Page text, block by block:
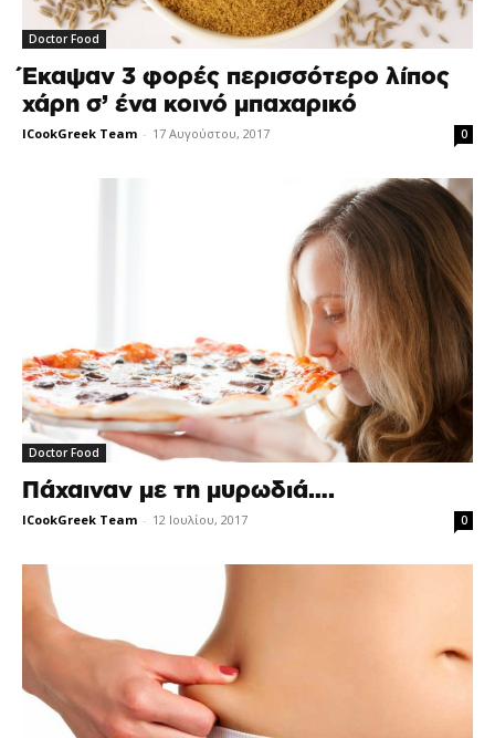
Doctor Food
Έκαψαν 3 φορές περισσότερο λίπος
χάρη σ’ ένα κοινό μπαχαρικό
ICookGreek Team - 17 Αυγούστου, 2017 0
Doctor Food
Πάχαιναν με τη μυρωδιά….
ICookGreek Team - 12 Ιουλίου, 2017 0